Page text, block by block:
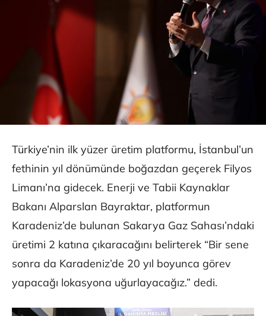
Türkiye’nin ilk yüzer üretim platformu, İstanbul’un
fethinin yıl dönümünde boğazdan geçerek Filyos
Limanı’na gidecek. Enerji ve Tabii Kaynaklar
Bakanı Alparslan Bayraktar, platformun
Karadeniz’de bulunan Sakarya Gaz Sahası’ndaki
üretimi 2 katına çıkaracağını belirterek “Bir sene
sonra da Karadeniz’de 20 yıl boyunca görev
yapacağı lokasyona uğurlayacağız.” dedi.